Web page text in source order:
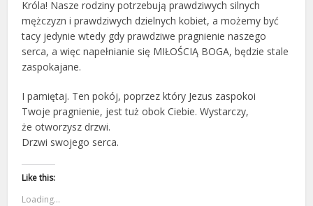
Króla! Nasze rodziny potrzebują prawdziwych silnych
mężczyzn i prawdziwych dzielnych kobiet, a możemy być
tacy jedynie wtedy gdy prawdziwe pragnienie naszego
serca, a więc napełnianie się MIŁOŚCIĄ BOGA, będzie stale
zaspokajane.
I pamiętaj. Ten pokój, poprzez który Jezus zaspokoi
Twoje pragnienie, jest tuż obok Ciebie. Wystarczy,
że otworzysz drzwi.
Drzwi swojego serca.
Like this:
Loading...